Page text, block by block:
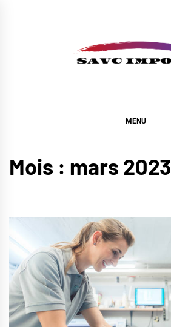
MENU
Mois : mars 2023